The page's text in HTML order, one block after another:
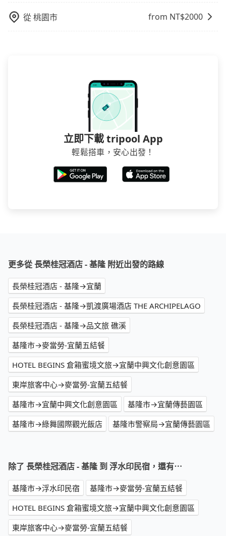
從桃園市 from NT$2000
立即下載 tripool App
輕鬆搭車，安心出發！
更多從 長榮桂冠酒店 - 基隆 附近出發的路線
長榮桂冠酒店 - 基隆→宜蘭
長榮桂冠酒店 - 基隆→凱渡廣場酒店 THE ARCHIPELAGO
長榮桂冠酒店 - 基隆→品文旅 礁溪
基隆市→麥當勞-宜蘭五結餐
HOTEL BEGINS 倉箱蜜境文旅→宜蘭中興文化創意園區
東岸旅客中心→麥當勞-宜蘭五結餐
基隆市→宜蘭中興文化創意園區
基隆市→宜蘭傳藝園區
基隆市→綠舞國際觀光飯店
基隆市警察局→宜蘭傳藝園區
除了 長榮桂冠酒店 - 基隆 到 浮水印民宿，還有⋯
基隆市→浮水印民宿
基隆市→麥當勞-宜蘭五結餐
HOTEL BEGINS 倉箱蜜境文旅→宜蘭中興文化創意園區
東岸旅客中心→麥當勞-宜蘭五結餐